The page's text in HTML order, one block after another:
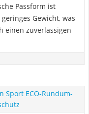
Passform ist
Gewicht, was
einen zuverlässigen
Sport ECO-Rundum-